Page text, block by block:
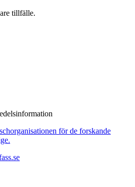
tillfälle.
för de forskande